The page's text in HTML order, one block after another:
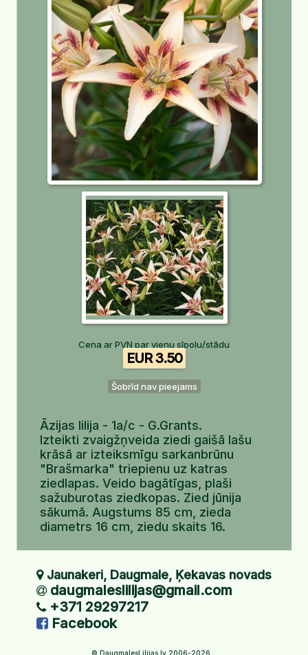
Cena ar PVN par vienu sīpolu/stādu
EUR 3.50
Šobrīd nav pieejams
Āzijas lilija - 1a/c - G.Grants.
Izteikti zvaigžņveida ziedi gaišā lašu
krāsā ar izteiksmīgu sarkanbrūnu
"Brašmarka" triepienu uz katras
ziedlapas. Veido bagātīgas, plaši
sažuburotas ziedkopas. Zied jūnija
sākumā. Augstums 85 cm, zieda
diametrs 16 cm, ziedu skaits 16.
Jaunakeri, Daugmale, Ķekavas novads
daugmaleslilijas@gmail.com
+371 29297217
Facebook
© DaugmalesLilijas.lv 2006-2026